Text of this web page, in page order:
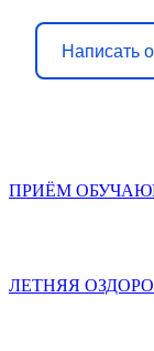
Написать
ПРИЁМ
ЛЕТНЯЯ